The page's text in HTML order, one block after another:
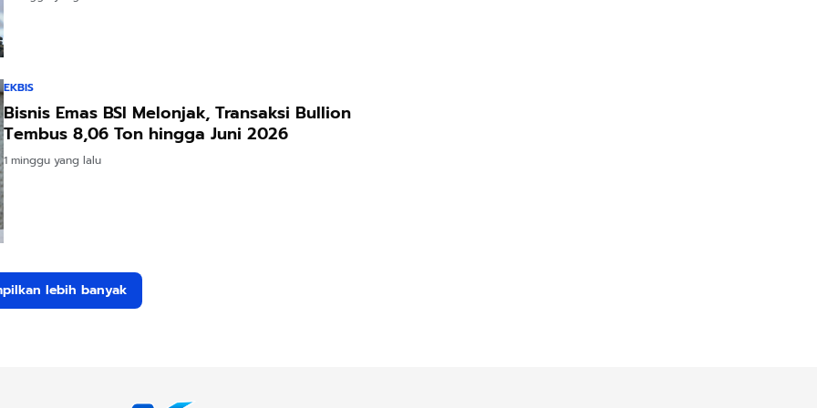
EKBIS
Bisnis Emas BSI Melonjak, Transaksi Bullion
Tembus 8,06 Ton hingga Juni 2026
1 minggu yang lalu
lebih banyak